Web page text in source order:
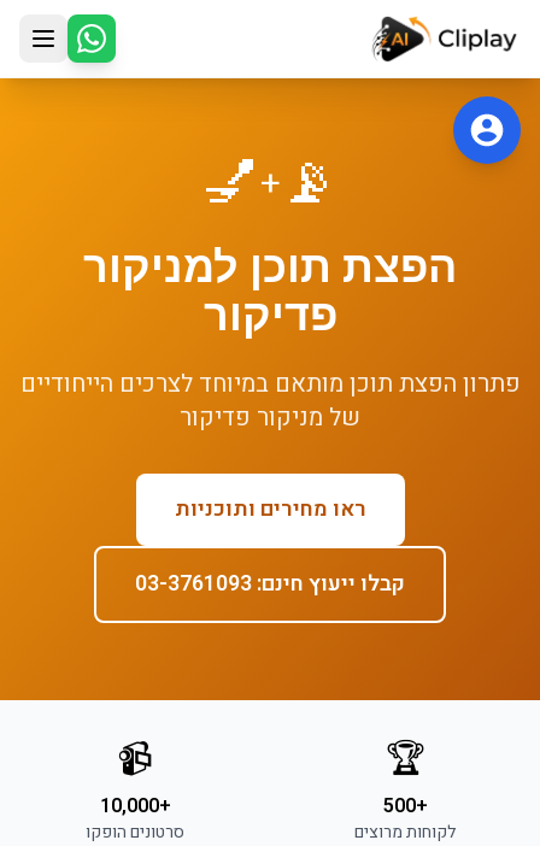
דלג לתוכן הראשי
📡
+
💅
הפצת תוכן למניקור
פדיקור
פתרון הפצת תוכן מותאם במיוחד לצרכים הייחודיים
של מניקור פדיקור
ראו מחירים ותוכניות
קבלו ייעוץ חינם: 03-3761093
🏆
+500
לקוחות מרוצים
📹
+10,000
סרטונים הופקו